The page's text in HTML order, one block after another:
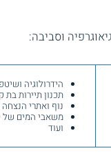
וסביבה:
הידרולוגיה
תכנון תיירות בת
נוף ואתרי הנצחה
משאבי המים של
ועוד